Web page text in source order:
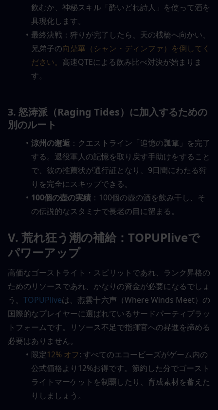
飲むか、神秘スキル「酔いどれ詩人」を使って酒を
具現化します。
最終決戦：狩りが完了したら、天の桟橋へ向かい、
兄弟子の向鼎華（シャン・ディンファ）を倒してく
ださい。 高速QTEによる飲み比べ対決が始まりま
す。
3. 怒涛派（Raging Tides）に加入するための
別のルート
涼州の邂逅：クエストライン「追憶の瓢箪」を完了
する。退役軍人の記憶を取り戻す手助けをすること
で、彼の推薦状が通行証となり、9日間にわたる狩
りを完全にスキップできる。
100個の壺の実績：100個の壺の酒を飲み干し、そ
の伝説的なスタミナで長老の目に留まる。
V. 荒れ狂う潮の補給：TOPUPliveで
パワーアップ
高価なゴーストライト・スピリットであれ、ランク昇格の
ためのリソースであれ、かなりの資金が必要になるでしょ
う。TOPUPliveは、燕雲十六声（Where Winds Meet）の
国際的なプレイヤーに選ばれているサードパーティプラッ
トフォームです。リソース不足で指揮官への昇進を諦める
必要はありません。
限定12% オフ: すべてのエコービーズがゲーム内の
公式価格より12%お得です。節約した分でゴースト
ライトマーケットを制覇したり、育成素材を蓄えた
りしましょう。